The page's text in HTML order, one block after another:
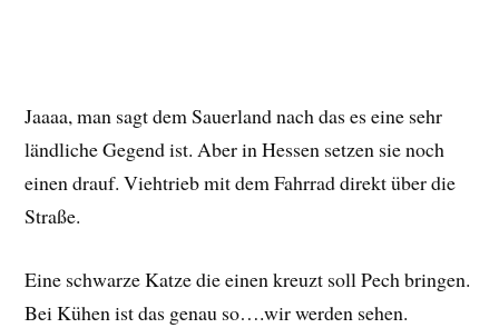
Jaaaa, man sagt dem Sauerland nach das es eine sehr
ländliche Gegend ist. Aber in Hessen setzen sie noch
einen drauf. Viehtrieb mit dem Fahrrad direkt über die
Straße.
Eine schwarze Katze die einen kreuzt soll Pech bringen.
Bei Kühen ist das genau so….wir werden sehen.